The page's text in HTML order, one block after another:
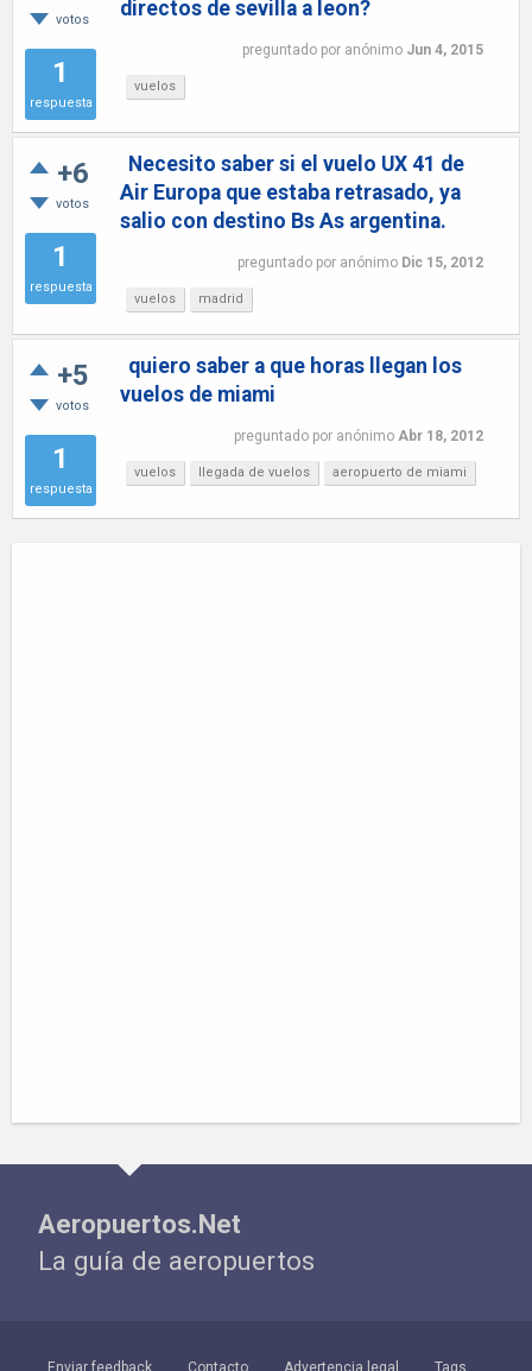
votos
1
respuesta
directos de sevilla a leon?
preguntado por anónimo Jun 4, 2015
vuelos
+6
votos
1
respuesta
Necesito saber si el vuelo UX 41 de
Air Europa que estaba retrasado, ya
salio con destino Bs As argentina.
preguntado por anónimo Dic 15, 2012
vuelos madrid
+5
votos
1
respuesta
quiero saber a que horas llegan los
vuelos de miami
preguntado por anónimo Abr 18, 2012
vuelos llegada de vuelos aeropuerto de miami
Aeropuertos.Net
La guía de aeropuertos
Enviar feedback Contacto Advertencia legal Tags